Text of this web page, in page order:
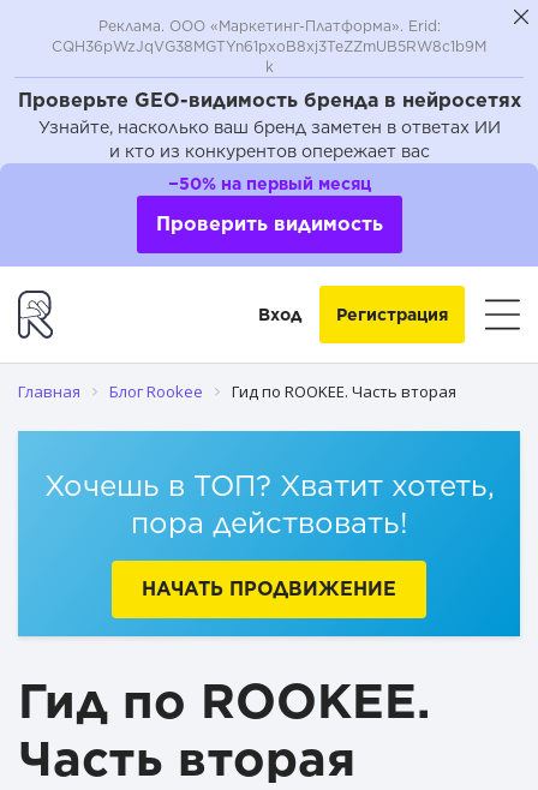
Проверьте GEO-видимость бренда в нейросетях
Узнайте, насколько ваш бренд заметен в ответах ИИ
и кто из конкурентов опережает вас
Реклама. ООО «Маркетинг-Платформа». Erid:
CQH36pWzJqVG38MGTYn61pxoB8xj3TeZZmUB5RW8c1b9M
k
−50% на первый месяц
Проверить видимость
Вход Регистрация
Главная Блог Rookee Гид по ROOKEE. Часть вторая
Хочешь в ТОП? Хватит хотеть,
пора действовать!
НАЧАТЬ ПРОДВИЖЕНИЕ
Гид по ROOKEE.
Часть вторая